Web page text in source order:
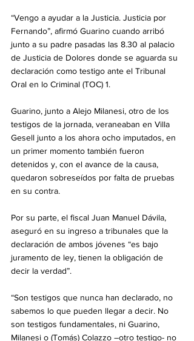
“Vengo a ayudar a la Justicia. Justicia por
Fernando”, afirmó Guarino cuando arribó
junto a su padre pasadas las 8.30 al palacio
de Justicia de Dolores donde se aguarda su
declaración como testigo ante el Tribunal
Oral en lo Criminal (TOC) 1.
Guarino, junto a Alejo Milanesi, otro de los
testigos de la jornada, veraneaban en Villa
Gesell junto a los ahora ocho imputados, en
un primer momento también fueron
detenidos y, con el avance de la causa,
quedaron sobreseídos por falta de pruebas
en su contra.
Por su parte, el fiscal Juan Manuel Dávila,
aseguró en su ingreso a tribunales que la
declaración de ambos jóvenes “es bajo
juramento de ley, tienen la obligación de
decir la verdad”.
“Son testigos que nunca han declarado, no
sabemos lo que pueden llegar a decir. No
son testigos fundamentales, ni Guarino,
Milanesi o (Tomás) Colazzo –otro testigo- no